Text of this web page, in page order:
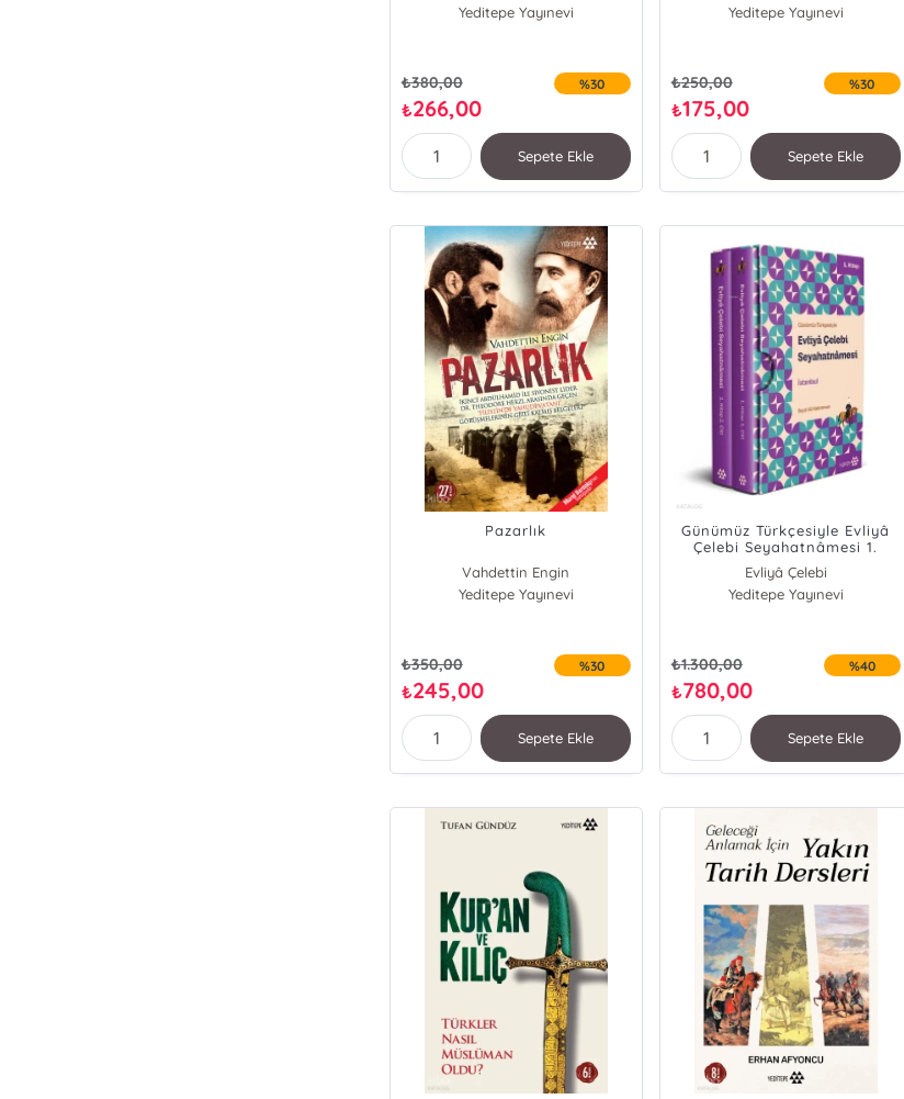
Yeditepe Yayınevi
₺380,00
₺266,00
%30
Sepete Ekle
Yeditepe Yayınevi
₺250,00
₺175,00
%30
Sepete Ekle
Pazarlık
Vahdettin Engin
Yeditepe Yayınevi
₺350,00
₺245,00
%30
Sepete Ekle
Günümüz Türkçesiyle Evliyâ
Çelebi Seyahatnâmesi 1.
Kitap (2 Cilt -
Kutulu);İstanbul
Evliyâ Çelebi
Seyit Ali Kahraman
Yeditepe Yayınevi
₺1.300,00
₺780,00
%40
Sepete Ekle